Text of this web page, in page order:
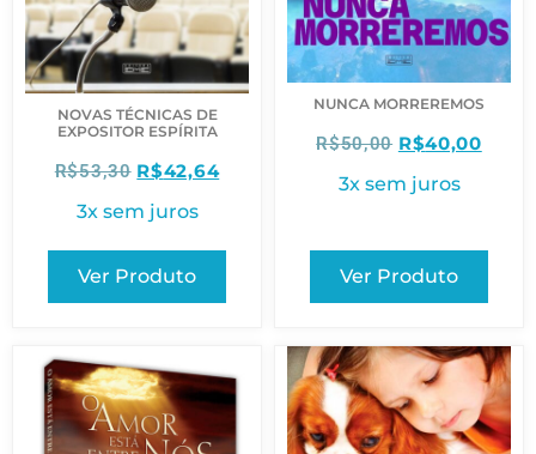
NOVAS TÉCNICAS DE
EXPOSITOR ESPÍRITA
R$53,30 R$42,64
3x sem juros
Ver Produto
NUNCA MORREREMOS
R$50,00 R$40,00
3x sem juros
Ver Produto